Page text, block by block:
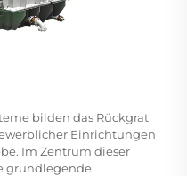
bilden das Rückgrat
Einrichtungen
Im Zentrum dieser
grundlegende